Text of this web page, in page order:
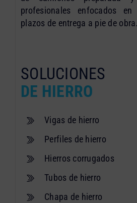
profesionales enfocados
plazos de entrega a pie de obra.
SOLUCIONES
DE HIERRO
Vigas de hierro
Perfiles de hierro
Hierros corrugados
Tubos de hierro
Chapa de hierro